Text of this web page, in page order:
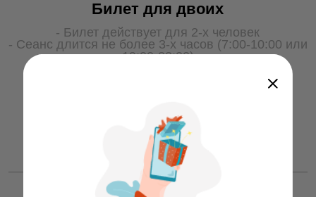
Билет для двоих
- Билет действует для 2-х человек
- Сеанс длится не более 3-х часов (7:00-10:00 или
19:00-22:00)